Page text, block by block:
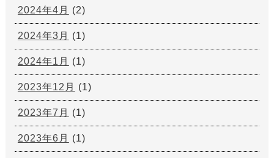
2024年4月 (2)
2024年3月 (1)
2024年1月 (1)
2023年12月 (1)
2023年7月 (1)
2023年6月 (1)